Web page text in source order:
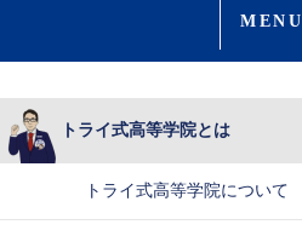
MENU
トライ式高等学院とは
トライ式高等学院について